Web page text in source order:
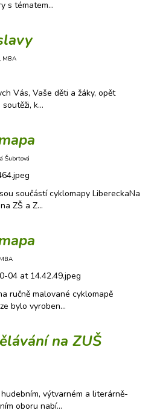
s tématem…
MBA
Vás, Vaše děti a žáky, opět
k…
Šubrtová
součástí cyklomapy LibereckaNa
ZŠ a Z…
ručně malované cyklomapě
bylo vyroben…
na ZUŠ
výtvarném a literárně-
oboru nabí…